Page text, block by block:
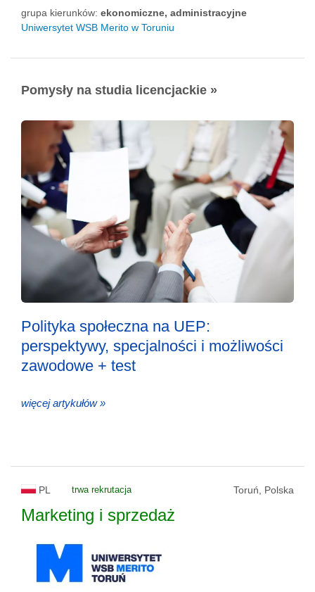
grupa kierunków: ekonomiczne, administracyjne
Uniwersytet WSB Merito w Toruniu
Pomysły na studia licencjackie »
Polityka społeczna na UEP:
perspektywy, specjalności i możliwości
zawodowe + test
więcej artykułów »
PL trwa rekrutacja Toruń, Polska
Marketing i sprzedaż